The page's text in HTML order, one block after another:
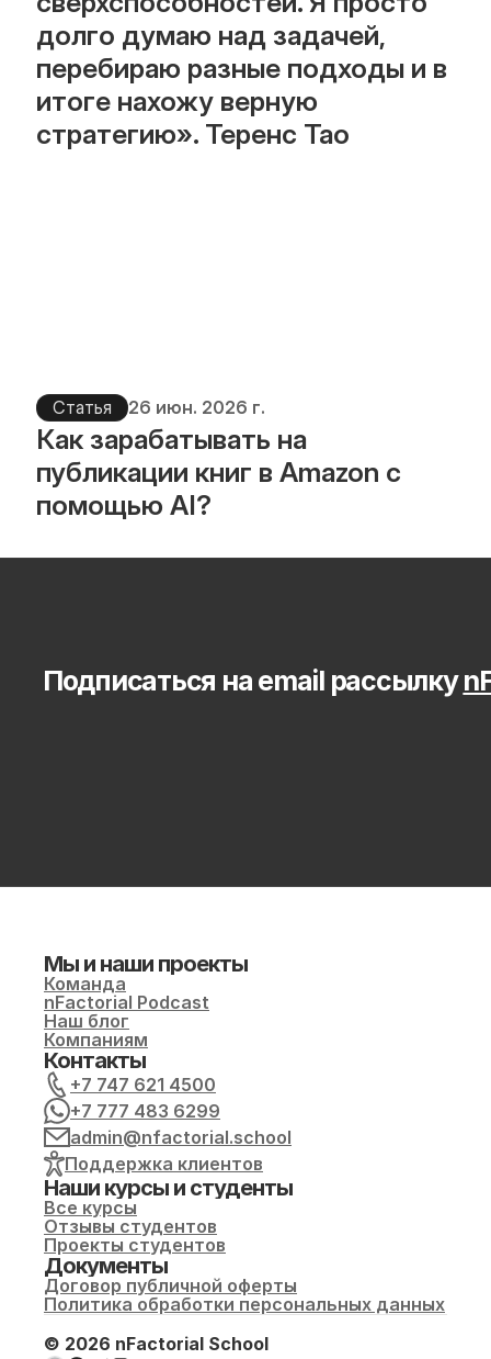
долго думаю над задачей,
перебираю разные подходы и в
итоге нахожу верную
стратегию». Теренс Тао
Статья 26 июн. 2026 г.
Как зарабатывать на
публикации книг в Amazon с
помощью AI?
Подписаться на email рассылку
Мы и наши проекты
Команда
nFactorial Podcast
Наш блог
Компаниям
Контакты
+7 747 621 4500
+7 777 483 6299
admin@nfactorial.school
Поддержка клиентов
Наши курсы и студенты
Все курсы
Отзывы студентов
Проекты студентов
Документы
Договор публичной оферты
Политика обработки персональных данных
© 2026 nFactorial School